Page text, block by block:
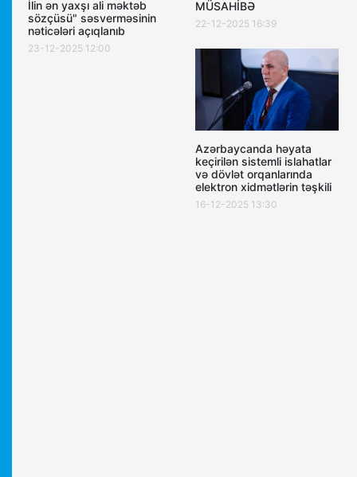
İlin ən yaxşı ali məktəb
sözçüsü" səsverməsinin
nəticələri açıqlanıb
23-12-2025 12:00
MÜSAHİBƏ
22-12-2025 16:39
Azərbaycanda həyata
keçirilən sistemli islahatlar
və dövlət orqanlarında
elektron xidmətlərin təşkili
16-12-2025 13:30